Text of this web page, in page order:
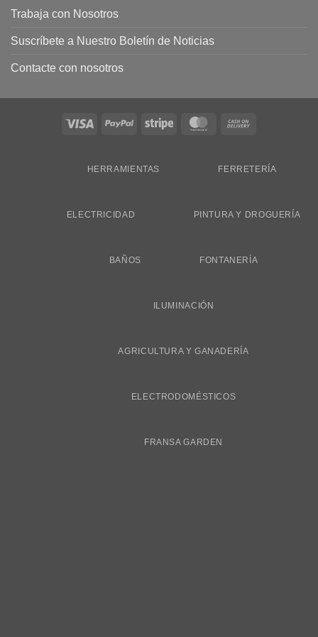
Trabaja con Nosotros
Suscríbete a Nuestro Boletín de Noticias
Contacte con nosotros
Visa PayPal Stripe MasterCard
HERRAMIENTAS FERRETERÍA
ELECTRICIDAD PINTURA Y DROGUERÍA
BAÑOS FONTANERÍA
ILUMINACIÓN
AGRICULTURA Y GANADERÍA
ELECTRODOMÉSTICOS
FRANSA GARDEN